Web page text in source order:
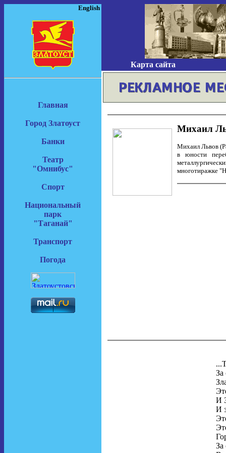
English
Главная
Город Златоуст
Банки
Театр
"Омнибус"
Спорт
Национальный
парк
"Таганай"
Транспорт
Погода
Карта сайта
Михаил
Михаил Львов
в юности
многотиражке
За
И
И
За